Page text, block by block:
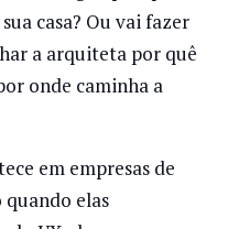
casa? Ou vai fazer
a arquiteta por quê
onde caminha a
em empresas de
elas